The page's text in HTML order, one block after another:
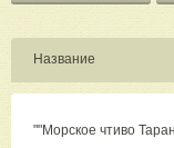
Название
""Морское чтиво